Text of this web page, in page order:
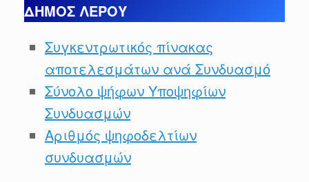
ΔΗΜΟΣ ΛΕΡΟΥ
Συγκεντρωτικός πίνακας
αποτελεσμάτων ανά Συνδυασμό
Σύνολο ψήφων Υποψηφίων
Συνδυασμών
Αριθμός ψηφοδελτίων
συνδυασμών